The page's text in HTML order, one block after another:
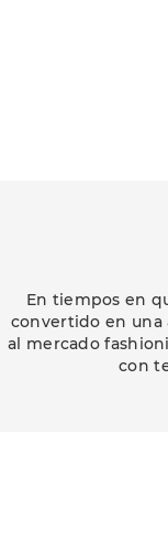
En tiempos en
convertido en una
al mercado
con